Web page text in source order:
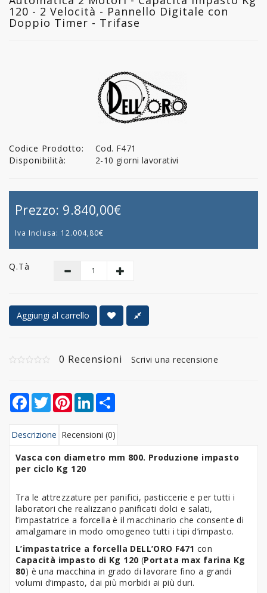
120 - 2 Velocità - Pannello Digitale con
Doppio Timer - Trifase
Codice Prodotto:
Cod. F471
Disponibilità:
2-10 giorni lavorativi
Prezzo: 9.840,00€
Iva Inclusa: 12.004,80€
Q.tà
Aggiungi al carrello
0 Recensioni Scrivi una recensione
Facebook
TwitterPinterestLinkedIn
Descrizione Recensioni (0)
Vasca con diametro mm 800. Produzione impasto
per ciclo Kg 120
Tra le attrezzature per panifici, pasticcerie e per tutti i
laboratori che realizzano panificati dolci e salati,
l’impastatrice a forcella è il macchinario che consente di
amalgamare in modo omogeneo tutti i tipi d’impasto.
L’impastatrice a forcella DELL’ORO F471 con
Capacità impasto di Kg 120 (Portata max farina Kg
80) è una macchina in grado di lavorare fino a grandi
volumi d’impasto, dai più morbidi ai più duri.